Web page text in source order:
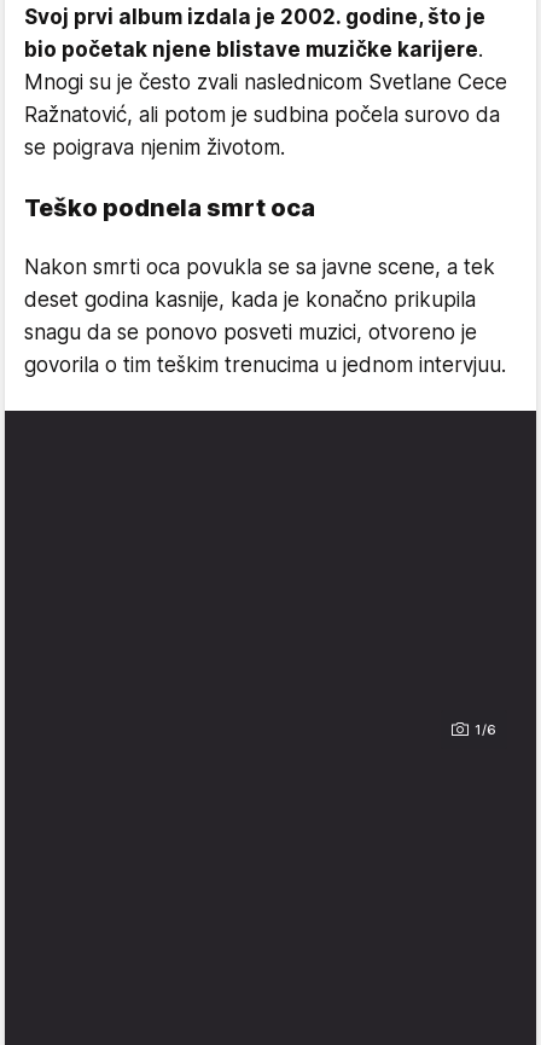
Svoj prvi album izdala je 2002. godine, što je
bio početak njene blistave muzičke karijere.
Mnogi su je često zvali naslednicom Svetlane Cece
Ražnatović, ali potom je sudbina počela surovo da
se poigrava njenim životom.
Teško podnela smrt oca
Nakon smrti oca povukla se sa javne scene, a tek
deset godina kasnije, kada je konačno prikupila
snagu da se ponovo posveti muzici, otvoreno je
govorila o tim teškim trenucima u jednom intervjuu.
1/6